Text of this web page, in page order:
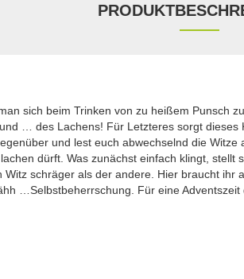
sich beim Trinken von zu heißem Punsch
… des Lachens! Für Letzteres sorgt
und lest euch abwechselnd die
dürft. Was zunächst einfach klingt, stellt
Witz schräger als der andere. Hier braucht
…Selbstbeherrschung. Für eine Adventszeit